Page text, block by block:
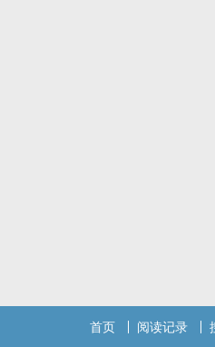
首页 阅读记录